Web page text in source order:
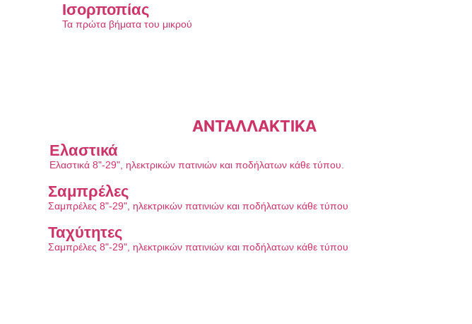
Ισορποπίας
Τα πρώτα βήματα του μικρού
ΑΝΤΑΛΛΑΚΤΙΚΑ
Ελαστικά
Ελαστικά 8"-29", ηλεκτρικών πατινιών και ποδήλατων κάθε τύπου.
Σαμπρέλες
Σαμπρέλες 8"-29", ηλεκτρικών πατινιών και ποδήλατων κάθε τύπου
Ταχύτητες
Σαμπρέλες 8"-29", ηλεκτρικών πατινιών και ποδήλατων κάθε τύπου